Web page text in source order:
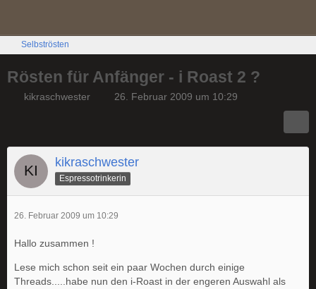
Selbströsten
Rösten für Anfänger - i Roast 2 ?
kikraschwester 26. Februar 2009 um 10:29
kikraschwester
Espressotrinkerin
26. Februar 2009 um 10:29
Hallo zusammen !
Lese mich schon seit ein paar Wochen durch einige
Threads.....habe nun den i-Roast in der engeren Auswahl als